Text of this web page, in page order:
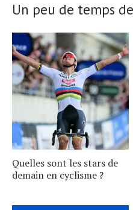
Un peu de temps
Quelles sont les stars de
demain en cyclisme ?